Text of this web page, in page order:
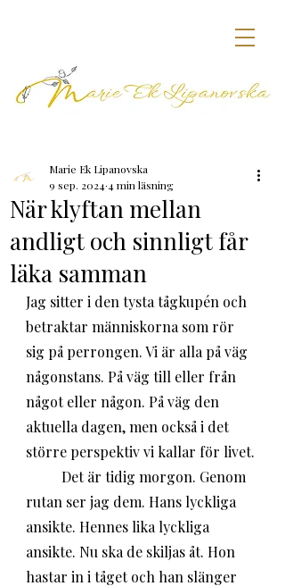
När klyftan mellan
andligt och sinnligt får
läka samman
Marie Ek Lipanovska
9 sep. 2024 4 min läsning
Jag sitter i den tysta tågkupén och
betraktar människorna som rör
sig på perrongen. Vi är alla på väg
någonstans. På väg till eller från
något eller någon. På väg den
aktuella dagen, men också i det
större perspektiv vi kallar för livet.
rutan ser jag dem. Hans lyckliga
ansikte. Hennes lika lyckliga
ansikte. Nu ska de skiljas åt. Hon
hastar in i tåget och han slänger